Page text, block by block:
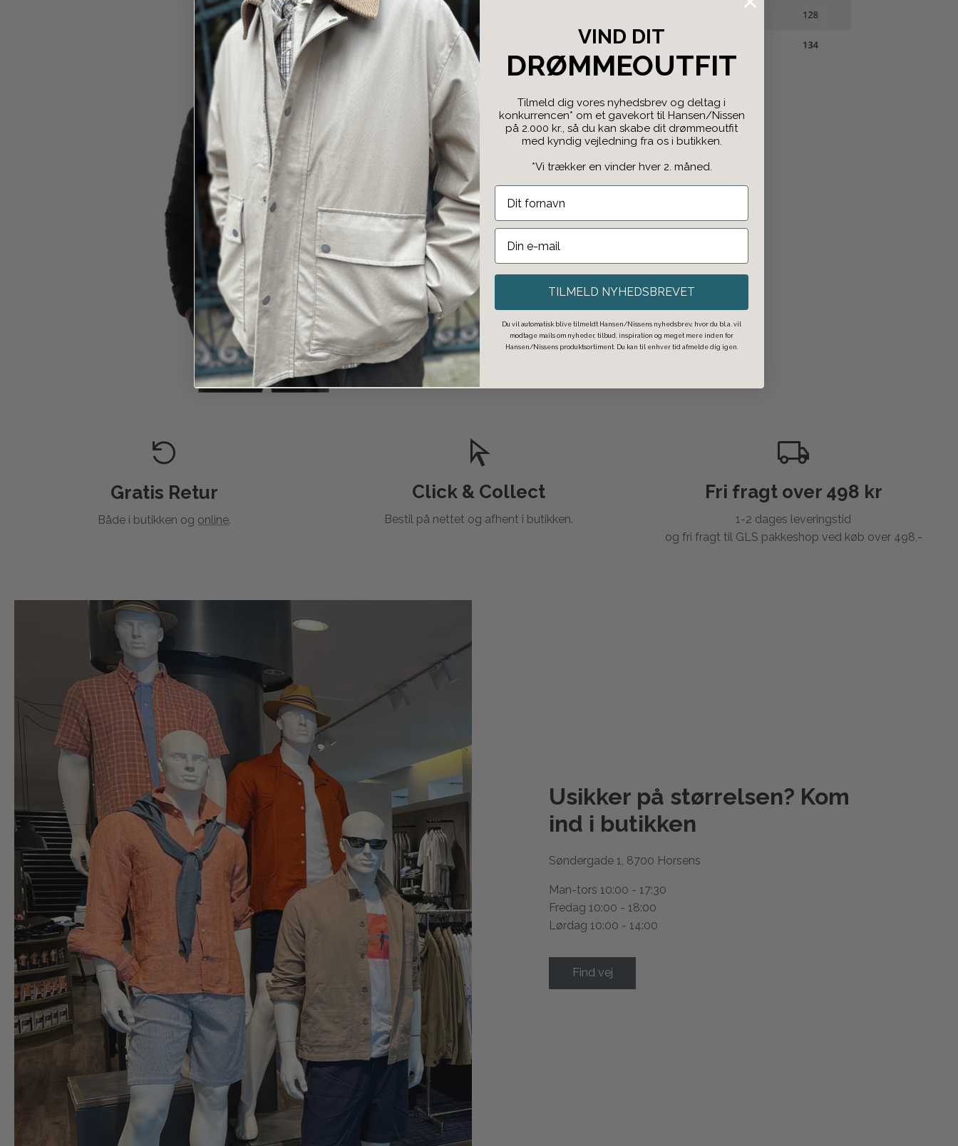
Gratis Retur
Både i butikken og online.
Click & Collect
Bestil på nettet og afhent i butikken.
Fri fragt over 498 kr
1-2 dages leveringstid
og fri fragt til GLS pakkeshop ved køb over 498,-
Usikker på størrelsen? Kom
ind i butikken
Søndergade 1, 8700 Horsens
Man-tors 10:00 - 17:30
Fredag 10:00 - 18:00
Lørdag 10:00 - 14:00
Find vej
VIND DIT
DRØMMEOUTFIT
Tilmeld dig vores nyhedsbrev og deltag i
konkurrencen* om et gavekort til Hansen/Nissen
på 2.000 kr., så du kan skabe dit drømmeoutfit
med kyndig vejledning fra os i butikken.
*Vi trækker en vinder hver 2. måned.
TILMELD NYHEDSBREVET
Du vil automatisk blive tilmeldt Hansen/Nissens nyhedsbrev, hvor du bl.a. vil
modtage mails om nyheder, tilbud, inspiration og meget mere inden for
Hansen/Nissens produktsortiment. Du kan til enhver tid afmelde dig igen.